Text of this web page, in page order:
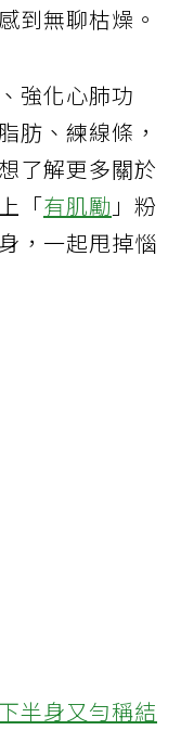
到無聊枯燥。
、強化心肺功
肪、練線條，
了解更多關於
「有肌勵 」粉
，一起甩掉惱
半身又勻稱結